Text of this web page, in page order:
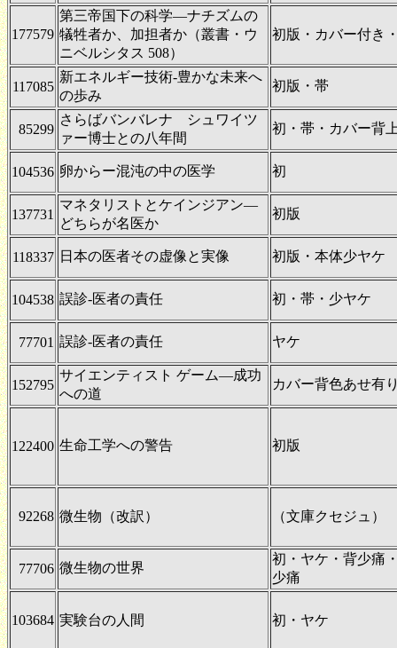
177579
第三帝国下の科学―ナチズムの
犠牲者か、加担者か（叢書・ウ
ニベルシタス 508）
初版・カバー付き
117085
新エネルギー技術-豊かな未来へ
の歩み
初版・帯
85299
さらばバンバレナ シュワイツ
ァー博士との八年間
初・帯・カバー背
104536 卵からー混沌の中の医学 初
137731
マネタリストとケインジアン―
どちらが名医か
初版
118337 日本の医者その虚像と実像 初版・本体少ヤケ
104538 誤診-医者の責任 初・帯・少ヤケ
77701 誤診-医者の責任 ヤケ
152795
サイエンティスト ゲーム―成功
への道
カバー背色あせ有
122400 生命工学への警告 初版
92268 微生物（改訳） （文庫クセジュ）
77706 微生物の世界
初・ヤケ・背少痛
少痛
103684 実験台の人間 初・ヤケ